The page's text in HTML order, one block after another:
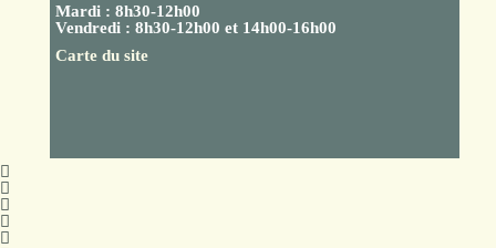
Mardi : 8h30-12h00
Vendredi : 8h30-12h00 et 14h00-16h00
Carte du site